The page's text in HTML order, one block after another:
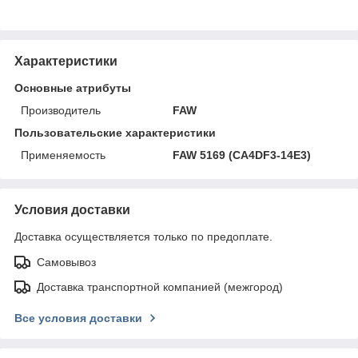
Характеристики
Основные атрибуты
Производитель
FAW
Пользовательские характеристики
Применяемость
FAW 5169 (CA4DF3-14E3)
Условия доставки
Доставка осуществляется только по предоплате.
Самовывоз
Доставка транспортной компанией (межгород)
Все условия доставки